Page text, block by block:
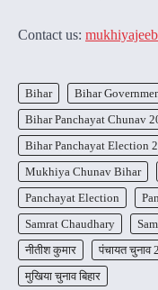
Contact us:
Bihar Bihar
Bihar Panchayat Chunav
Bihar Panchayat Election
Mukhiya Chunav Bihar
Panchayat Election
Samrat Chaudhary
नीतीश कुमार
पंचायत चुनाव
मुखिया चुनाव बिहार